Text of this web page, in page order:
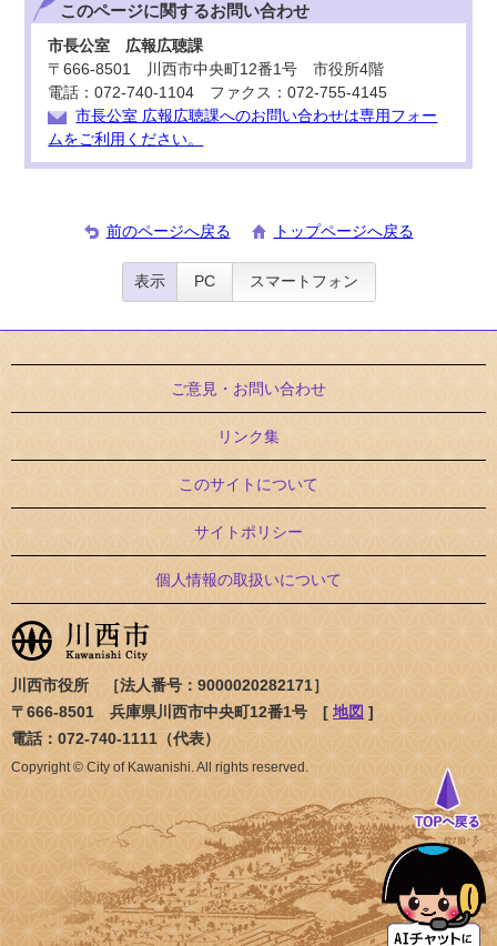
このページに関するお問い合わせ
市長公室 広報広聴課
〒666-8501 川西市中央町12番1号 市役所4階
電話：072-740-1104 ファクス：072-755-4145
市長公室 広報広聴課へのお問い合わせは専用フォー
ムをご利用ください。
前のページへ戻る トップページへ戻る
表示 PC スマートフォン
ご意見・お問い合わせ
リンク集
このサイトについて
サイトポリシー
個人情報の取扱いについて
川西市役所 ［法人番号：9000020282171］
〒666-8501 兵庫県川西市中央町12番1号 [ 地図 ]
電話：072-740-1111（代表）
Copyright © City of Kawanishi. All rights reserved.